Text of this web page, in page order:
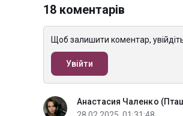
18 коментарів
Щоб залишити коментар,
Увійти
Анастасия Чаленко